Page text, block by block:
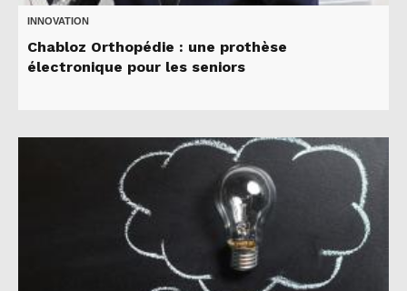
INNOVATION
Chabloz Orthopédie : une prothèse
électronique pour les seniors